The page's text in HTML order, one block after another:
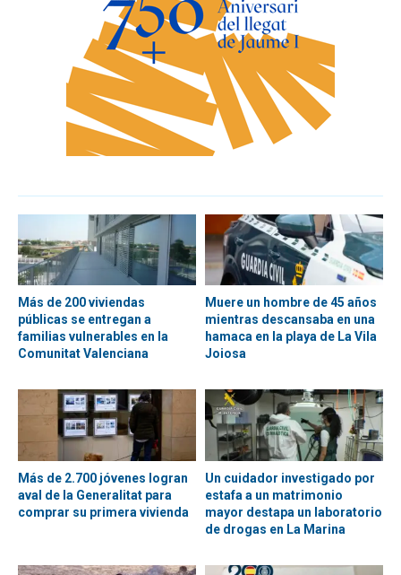
Más de 200 viviendas
públicas se entregan a
familias vulnerables en la
Comunitat Valenciana
Muere un hombre de 45 años
mientras descansaba en una
hamaca en la playa de La Vila
Joiosa
Más de 2.700 jóvenes logran
aval de la Generalitat para
comprar su primera vivienda
Un cuidador investigado por
estafa a un matrimonio
mayor destapa un laboratorio
de drogas en La Marina